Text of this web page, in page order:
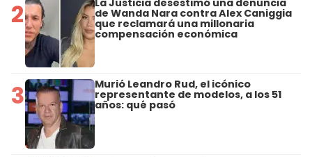
2 La Justicia desestimó una denuncia
de Wanda Nara contra Alex Caniggia
que reclamará una millonaria
compensación económica
3 Murió Leandro Rud, el icónico
representante de modelos, a los 51
años: qué pasó